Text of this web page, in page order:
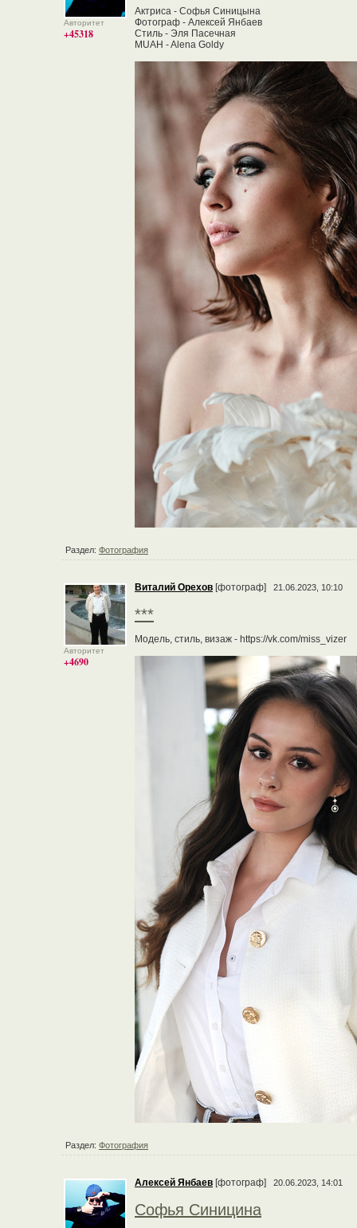
Авторитет
+45318
Актриса - Софья Синицына
Фотограф - Алексей Янбаев
Стиль - Эля Пасечная
MUAH - Alena Goldy
Раздел: Фотография
Авторитет
+4690
Виталий Орехов [фотограф] 21.06.2023, 10:10
***
Модель, стиль, визаж - https://vk.com/miss_vizer
Раздел: Фотография
Алексей Янбаев [фотограф] 20.06.2023, 14:01
Софья Синицина